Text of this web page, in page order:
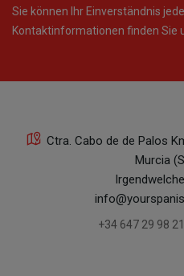
Sie können Ihr Einverständnis
Kontaktinformationen finden Sie
Ctra. Cabo de de Palos
Murcia
+34 647 29 98